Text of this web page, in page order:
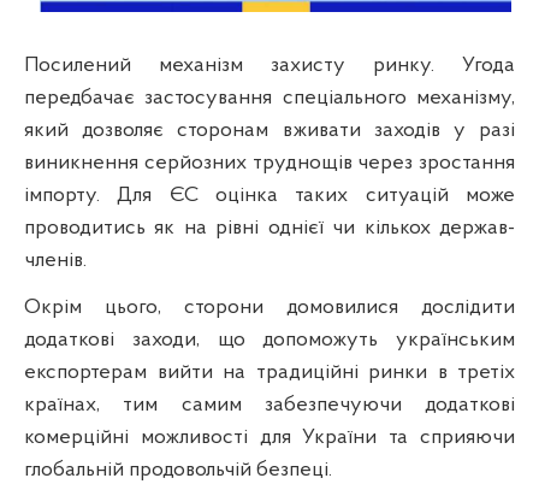
Посилений механізм захисту ринку. Угода
передбачає застосування спеціального механізму,
який дозволяє сторонам вживати заходів у разі
виникнення серйозних труднощів через зростання
імпорту. Для ЄС оцінка таких ситуацій може
проводитись як на рівні однієї чи кількох держав-
членів.
Окрім цього, сторони домовилися дослідити
додаткові заходи, що допоможуть українським
експортерам вийти на традиційні ринки в третіх
країнах, тим самим забезпечуючи додаткові
комерційні можливості для України та сприяючи
глобальній продовольчій безпеці.